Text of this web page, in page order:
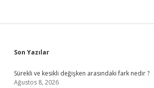
Sidebar
Son Yazılar
Sürekli ve kesikli değişken arasındaki fark nedir ?
Ağustos 8, 2026